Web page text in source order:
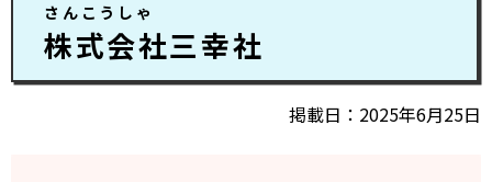
さんこうしゃ
株式会社三幸社
掲載日 2025年6月25日